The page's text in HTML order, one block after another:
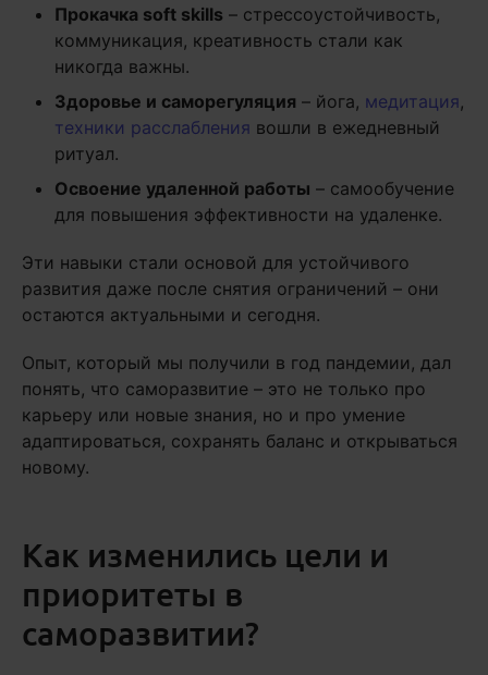
Прокачка soft skills – стрессоустойчивость,
коммуникация, креативность стали как
никогда важны.
Здоровье и саморегуляция – йога, медитация,
техники расслабления вошли в ежедневный
ритуал.
Освоение удаленной работы – самообучение
для повышения эффективности на удаленке.
Эти навыки стали основой для устойчивого
развития даже после снятия ограничений – они
остаются актуальными и сегодня.
Опыт, который мы получили в год пандемии, дал
понять, что саморазвитие – это не только про
карьеру или новые знания, но и про умение
адаптироваться, сохранять баланс и открываться
новому.
Как изменились цели и
приоритеты в
саморазвитии?